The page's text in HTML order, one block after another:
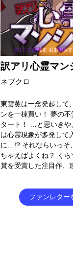
訳アリ心霊マン
ネブクロ
東雲薫は一念発起して
ンを一棟買い！ 夢の
タート！ …と思いきや
は心霊現象が多発して
に…!? それならいっそ
ちゃえばよくね？ く
賞を受賞した注目作、
ファンレター